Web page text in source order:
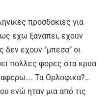
προσδοκιες για
εχω ξαναπει, εχουν
εχουν ‘’μπεσα’’ οι
πολλες φορες στα κρυα
Τα Ορλοφικα?…
ενώ ηταν μια από τις